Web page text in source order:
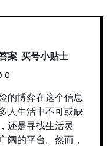
案_买号小贴士
0
的博弈在这个信息
人生活中不可或缺
还是寻找生活灵
阔的平台。然而，